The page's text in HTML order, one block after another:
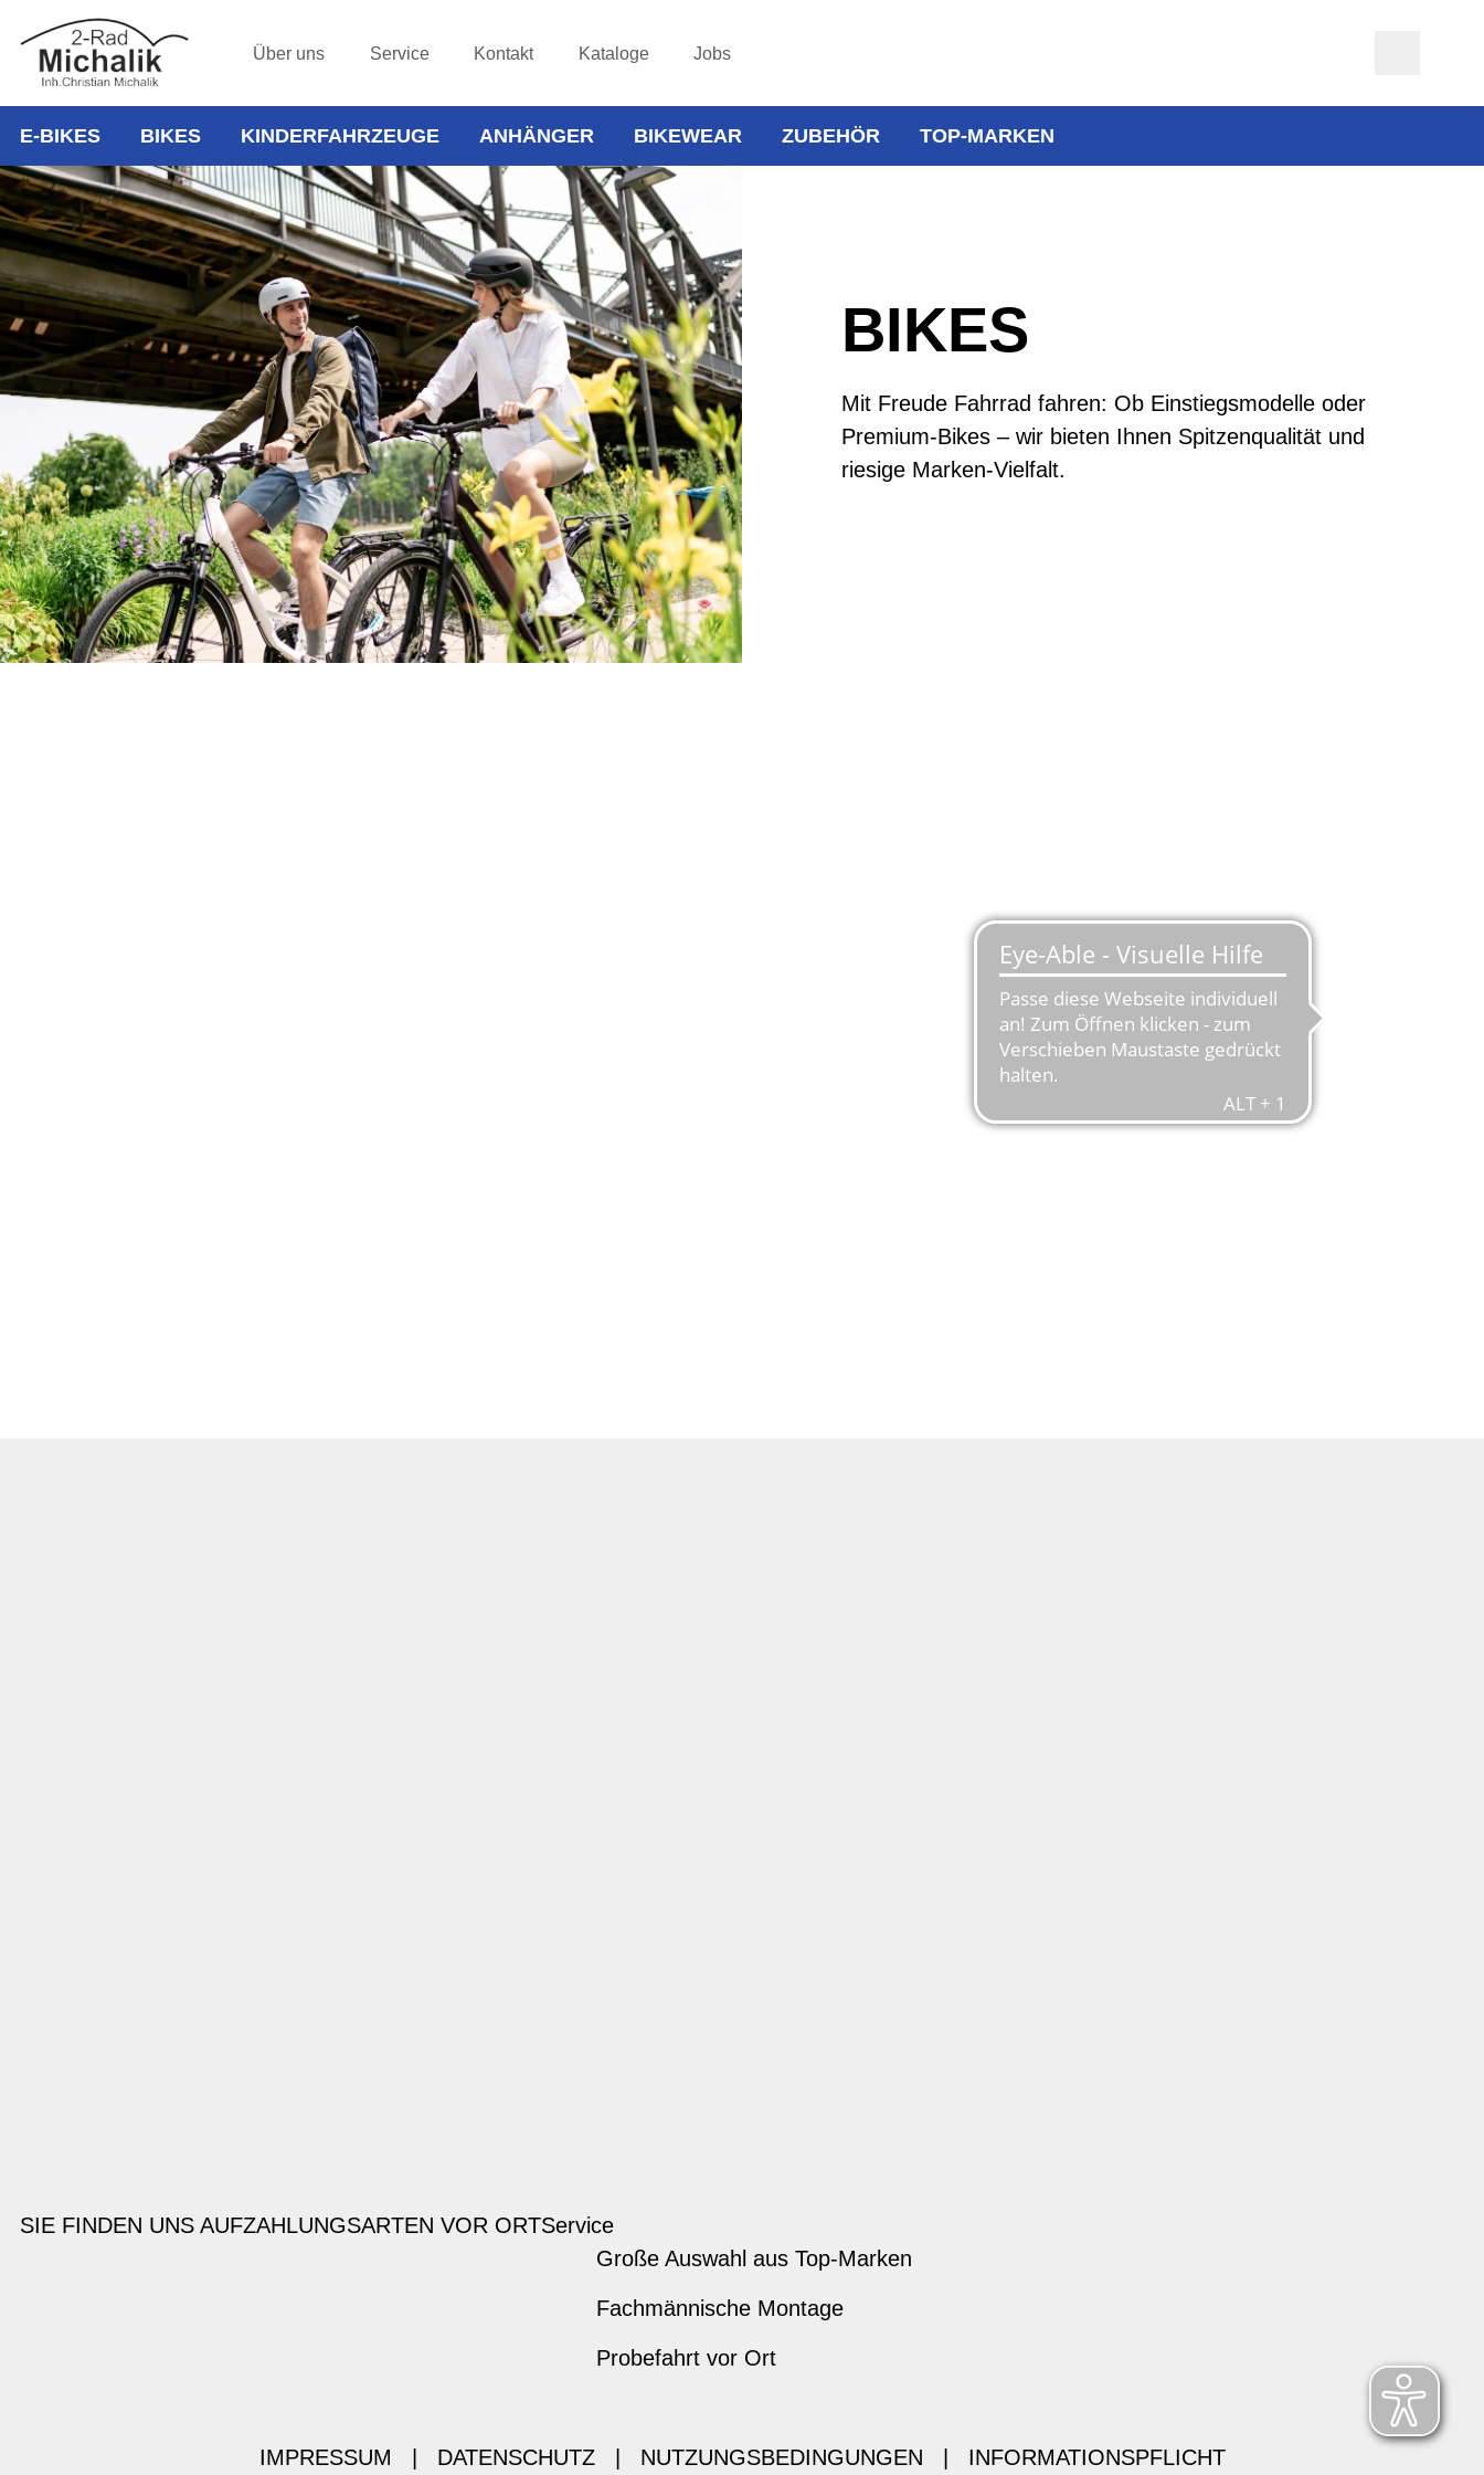
Über uns Service Kontakt Kataloge Jobs
E-BIKES BIKES KINDERFAHRZEUGE ANHÄNGER BIKEWEAR ZUBEHÖR TOP-MARKEN
BIKES
Mit Freude Fahrrad fahren: Ob Einstiegsmodelle oder
Premium-Bikes – wir bieten Ihnen Spitzenqualität und
riesige Marken-Vielfalt.
SIE FINDEN UNS AUFZAHLUNGSARTEN VOR ORTService
Große Auswahl aus Top-Marken
Fachmännische Montage
Probefahrt vor Ort
IMPRESSUM DATENSCHUTZ NUTZUNGSBEDINGUNGEN INFORMATIONSPFLICHT